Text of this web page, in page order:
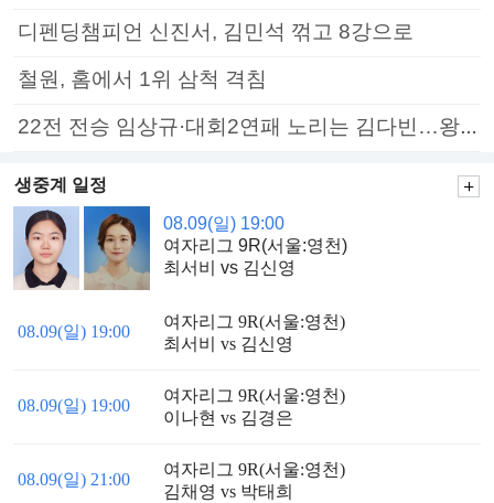
디펜딩챔피언 신진서, 김민석 꺾고 8강으로
철원, 홈에서 1위 삼척 격침
22전 전승 임상규·대회2연패 노리는 김다빈…왕중왕전 16강 7일부터
생중계 일정
08.09(일) 19:00
여자리그 9R(서울:영천)
최서비 vs 김신영
08.09(일) 19:00
여자리그 9R(서울:영천)
최서비 vs 김신영
08.09(일) 19:00
여자리그 9R(서울:영천)
이나현 vs 김경은
08.09(일) 21:00
여자리그 9R(서울:영천)
김채영 vs 박태희